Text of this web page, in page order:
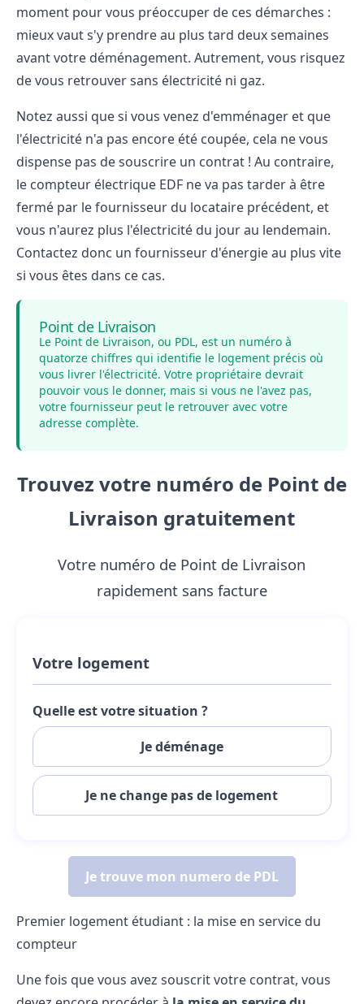
moment pour vous préoccuper de ces démarches :
mieux vaut s'y prendre au plus tard deux semaines
avant votre déménagement. Autrement, vous risquez
de vous retrouver sans électricité ni gaz.
Notez aussi que si vous venez d'emménager et que
l'électricité n'a pas encore été coupée, cela ne vous
dispense pas de souscrire un contrat ! Au contraire,
le compteur électrique EDF ne va pas tarder à être
fermé par le fournisseur du locataire précédent, et
vous n'aurez plus l'électricité du jour au lendemain.
Contactez donc un fournisseur d'énergie au plus vite
si vous êtes dans ce cas.
Point de Livraison
Le Point de Livraison, ou PDL, est un numéro à
quatorze chiffres qui identifie le logement précis où
vous livrer l'électricité. Votre propriétaire devrait
pouvoir vous le donner, mais si vous ne l'avez pas,
votre fournisseur peut le retrouver avec votre
adresse complète.
Premier logement étudiant : la mise en service du
compteur
Une fois que vous avez souscrit votre contrat, vous